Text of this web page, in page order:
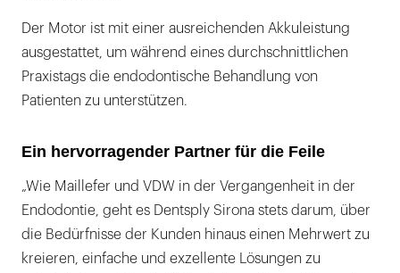
Der Motor ist mit einer ausreichenden Akkuleistung
ausgestattet, um während eines durchschnittlichen
Praxistags die endodontische Behandlung von
Patienten zu unterstützen.
Ein hervorragender Partner für die Feile
„Wie Maillefer und VDW in der Vergangenheit in der
Endodontie, geht es Dentsply Sirona stets darum, über
die Bedürfnisse der Kunden hinaus einen Mehrwert zu
kreieren, einfache und exzellente Lösungen zu